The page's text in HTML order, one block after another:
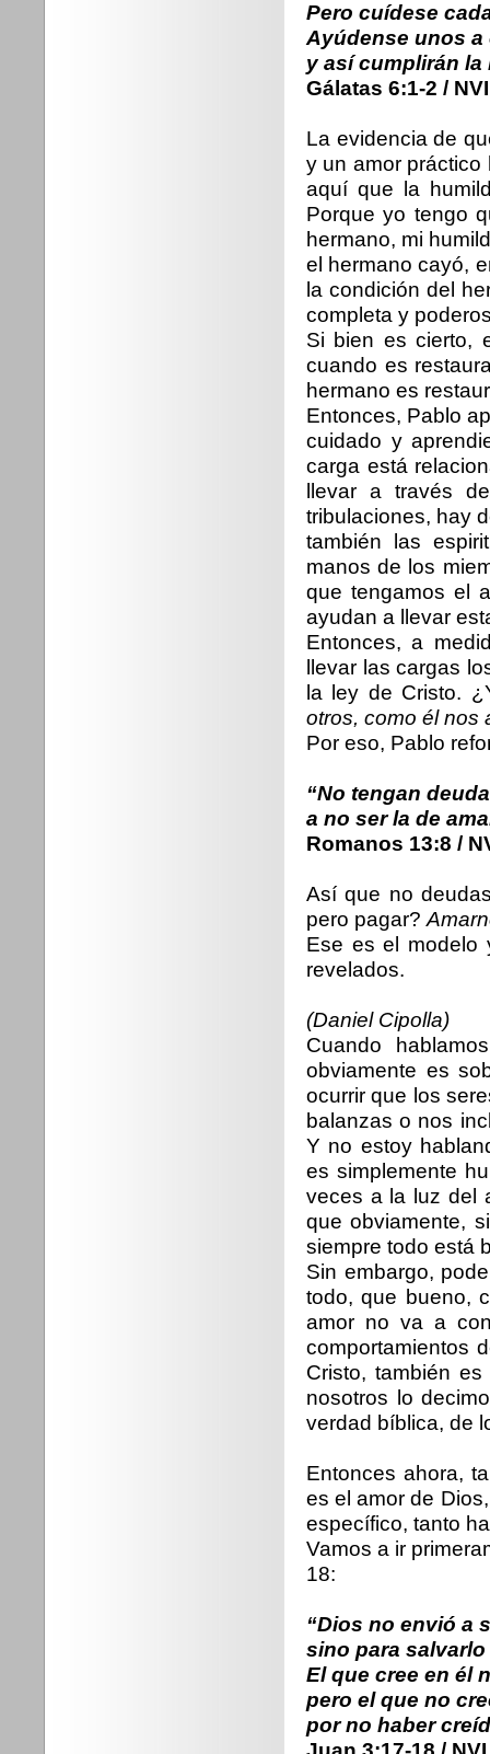
Pero cuídese
Ayúdense unos
y así cumplirán la
Gálatas 6:1-2 / NVI
La evidencia de
y un amor
aquí que la
Porque yo tengo
hermano, mi
el hermano cayó,
la condición del
completa y
Si bien es cierto,
cuando es
hermano es
Entonces, Pablo
cuidado y
carga está
llevar a través
tribulaciones, hay
también las
manos de los
que tengamos el
ayudan a llevar
Entonces, a
llevar las cargas
la ley de Cristo.
otros, como él nos
Por eso, Pablo
“No tengan
a no ser la de
Romanos 13:8 /
Así que no
pero pagar?
Ese es el modelo
revelados.
(Daniel Cipolla)
Cuando
obviamente es
ocurrir que los
balanzas o nos
Y no estoy
es simplemente
veces a la luz del
que obviamente,
siempre todo está
Sin embargo,
todo, que bueno,
amor no va a
comportamientos
Cristo, también
nosotros lo
verdad bíblica, de
Entonces ahora,
es el amor de
específico, tanto
Vamos a ir
18:
“Dios no envió a
sino para
El que cree en él
pero el que no
por no haber